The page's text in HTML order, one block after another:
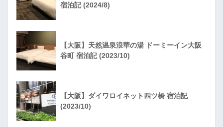
宿泊記 (2024/8)
【大阪】天然温泉浪華の湯 ドーミーイン大阪
谷町 宿泊記 (2023/10)
【大阪】ダイワロイネット四ツ橋 宿泊記
(2023/10)